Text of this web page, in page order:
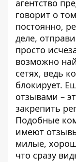
агентство
говорит о
постоянно,
деле,
просто
возможно
сетях, ведь
блокирует.
отзывами –
закрепить
Подобные
имеют
милые,
что сразу